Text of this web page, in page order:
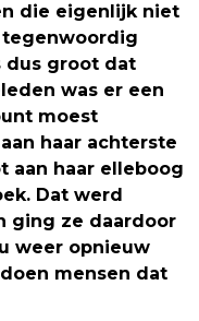
die eigenlijk niet
tegenwoordig
dus groot dat
was er een
moest
haar achterste
aan haar elleboog
Dat werd
ging ze daardoor
weer opnieuw
mensen dat